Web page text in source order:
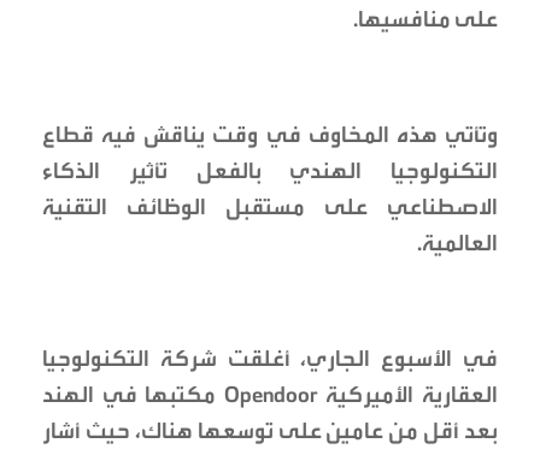
على منافسيها.
وتأتي هذه المخاوف في وقت يناقش فيه قطاع
التكنولوجيا الهندي بالفعل تأثير الذكاء
الاصطناعي على مستقبل الوظائف التقنية
العالمية.
في الأسبوع الجاري، أغلقت شركة التكنولوجيا
العقارية الأميركية Opendoor مكتبها في الهند
بعد أقل من عامين على توسعها هناك، حيث أشار